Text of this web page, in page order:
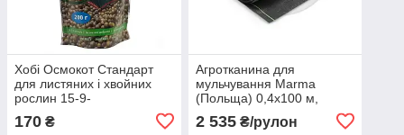
Хобі Осмокот Стандарт
для листяних і хвойних
рослин 15-9-
200г
170 ₴
Агротканина для
мульчування Marma
(Польща) 0,4х100 м,
щільність 99 (+/-5%) г/м2
2 535₴/рулон